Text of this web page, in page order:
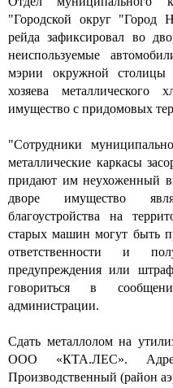
"Городской округ "Город
рейда зафиксировал во
неиспользуемые
мэрии окружной столицы
хозяева металлического
имущество с придомовых
"Сотрудники
металлические каркасы
придают им неухоженный
дворе имущество
благоустройства на
старых машин могут быть
ответственности и
предупреждения или
говориться в
администрации.
Сдать металлолом на
ООО «КТА.ЛЕС».
Производственный (район